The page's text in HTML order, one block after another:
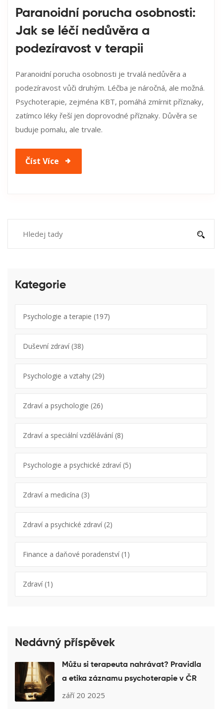
Paranoidní porucha osobnosti:
Jak se léčí nedůvěra a
podezíravost v terapii
Paranoidní porucha osobnosti je trvalá nedůvěra a
podezíravost vůči druhým. Léčba je náročná, ale možná.
Psychoterapie, zejména KBT, pomáhá zmírnit příznaky,
zatímco léky řeší jen doprovodné příznaky. Důvěra se
buduje pomalu, ale trvale.
Číst Více
Kategorie
Psychologie a terapie (197)
Duševní zdraví(38)
Psychologie a vztahy (29)
Zdraví a psychologie (26)
Zdraví a speciální vzdělávání(8)
Psychologie a psychické zdraví(5)
Zdraví a medicína (3)
Zdraví a psychické zdraví(2)
Finance a daňové poradenství(1)
Zdraví(1)
Nedávný příspěvek
Můžu si terapeuta nahrávat? Pravidla
a etika záznamu psychoterapie v ČR
září 20 2025